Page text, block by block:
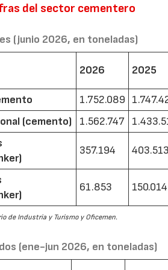
del sector cementero
(junio 2026, en toneladas)
2026 2025
1.752.089
(cemento)
1.562.747
357.194
61.853 150.014
de Industria y Turismo y Oficemen.
(ene-jun 2026, en toneladas)